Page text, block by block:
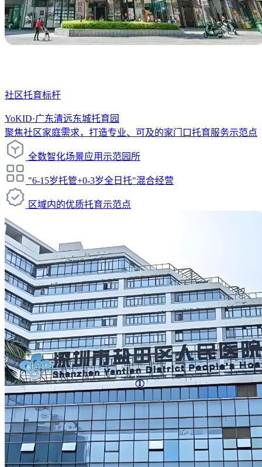
社区托育标杆
YoKID·广东清远东城托育园
聚焦社区家庭需求，打造专业、可及的家门口托育服务示范点
全数智化场景应用示范园所
"6-15岁托管+0-3岁全日托"混合经营
区域内的优质托育示范点